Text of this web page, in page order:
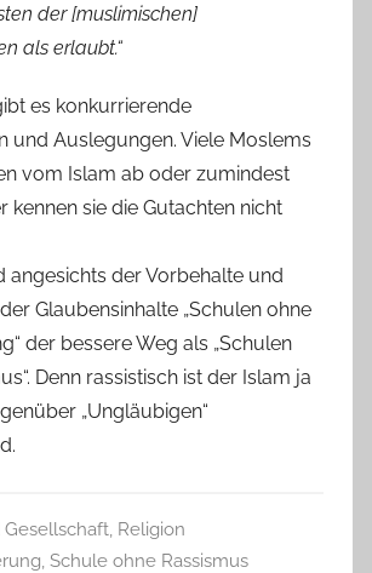
der [muslimischen]
als erlaubt.“
es konkurrierende
und Auslegungen. Viele Moslems
vom Islam ab oder zumindest
kennen sie die Gutachten nicht
angesichts der Vorbehalte und
Glaubensinhalte „Schulen ohne
der bessere Weg als „Schulen
Denn rassistisch ist der Islam ja
„Ungläubigen“
, Religion
, Schule ohne Rassismus